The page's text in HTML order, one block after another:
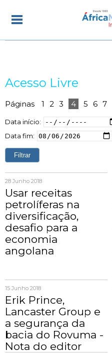
Acesso Livre
Páginas 1 2 3 4 5 6 7
Data início:
Data fim:
28 Junho 2018
Usar receitas
petrolíferas na
diversificação,
desafio para a
economia
angolana
15 Junho 2018
Erik Prince,
Lancaster Group e
a segurança da
bacia do Rovuma -
Nota do editor